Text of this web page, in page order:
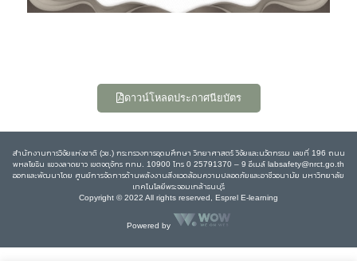
ดาวน์โหลดประกาศนียบัตร
สำนักงานการวิจัยแห่งชาติ (วช.) กระทรวงการอุดมศึกษา วิทยาศาสตร์ วิจัยและนวัตกรรม เลขที่ 196 ถนน
พหลโยธิน แขวงลาดยาว เขตจตุจักร กทม. 10900 โทร 0 25791370 – 9 อีเมล์ labsafety@nrct.go.th
ออกและพัฒนาโดย ศูนย์การจัดการด้านพลังงานสิ่งแวดล้อมความปลอดภัยและอาชีวอนามัย มหาวิทยาลัย
เทคโนโลยีพระจอมเกล้าธนบุรี
Copyright © 2022 All rights reserved, Esprel E-learning
Powered by